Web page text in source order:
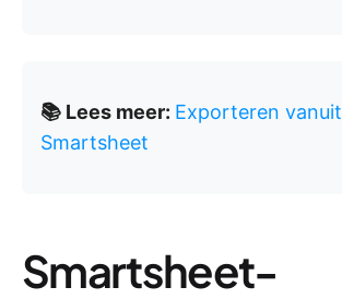
📚 Lees meer: Exporteren vanuit
Smartsheet
Smartsheet-